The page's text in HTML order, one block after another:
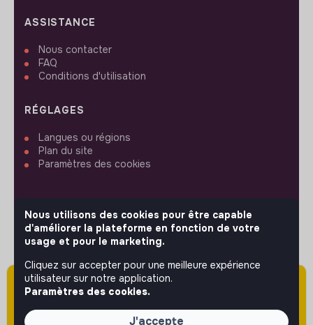
Attention cette annonce a été publiée il y a
plus de 60 jours (le 06/05/2026) et est sans
doute expirée ou non mise à jour.
ASSISTANCE
Nous contacter
FAQ
Conditions d'utilisation
RÉGLAGES
Langues ou régions
Plan du site
Paramètres des cookies
SUIVEZ-NOUS
© 2026 jobs that makesense.
Nous utilisons des cookies pour être capable
d'améliorer la plateforme en fonction de votre
usage et pour le marketing.
Cliquez sur accepter pour une meilleure expérience
utilisateur sur notre application.
Paramètres des cookies.
J'accepte